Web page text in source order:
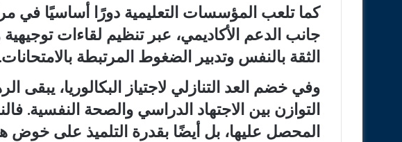
كما تلعب المؤسسات التعليمية دورًا أساسيًا في
جانب الدعم الأكاديمي، عبر تنظيم لقاءات
الثقة بالنفس وتدبير الضغوط المرتبطة بالامتحانات.
وفي خضم العد التنازلي لاجتياز البكالوريا، يبقى
التوازن بين الاجتهاد الدراسي والصحة النفسية.
المحصل عليها، بل أيضًا بقدرة التلميذ على خوض